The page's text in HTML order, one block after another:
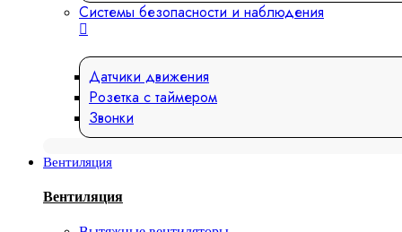
Системы безопасности и наблюдения
Датчики движения
Розетка с таймером
Звонки
Вентиляция
Вентиляция